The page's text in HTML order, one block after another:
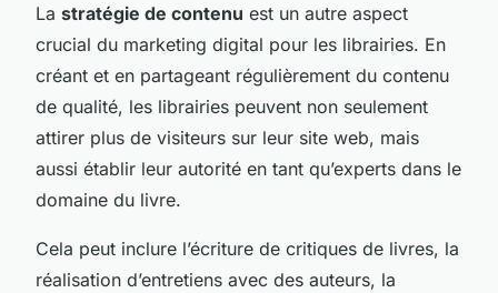
La stratégie de contenu est un autre aspect
crucial du marketing digital pour les librairies. En
créant et en partageant régulièrement du contenu
de qualité, les librairies peuvent non seulement
attirer plus de visiteurs sur leur site web, mais
aussi établir leur autorité en tant qu’experts dans le
domaine du livre.
Cela peut inclure l’écriture de critiques de livres, la
réalisation d’entretiens avec des auteurs, la